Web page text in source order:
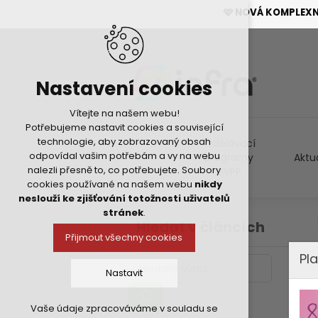
🩷 NOVÁ
Nastavení cookies
Vítejte na našem webu!
Potřebujeme nastavit cookies a související
technologie, aby zobrazovaný obsah
odpovídal vašim potřebám a vy na webu
nalezli přesně to, co potřebujete. Soubory
cookies používané na našem webu nikdy
neslouží ke zjišťování totožnosti uživatelů
stránek.
Přijmout všechny cookies
Nastavit
Vaše údaje zpracováváme v souladu se
Vzdělávací
programy
DVPP
Hledat v článcích